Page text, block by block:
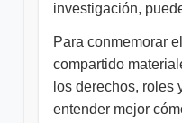
investigación,
Para conmemorar
compartido
los derechos,
entender mejor